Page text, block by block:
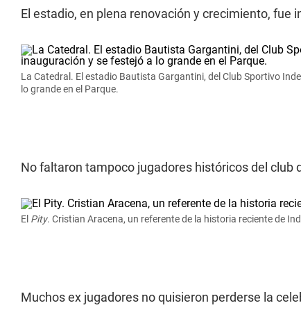
El estadio, en plena renovación y crecimiento, fue
La Catedral. El estadio Bautista Gargantini, del Club Sportivo
lo grande en el Parque.
No faltaron tampoco jugadores históricos del club
El Pity. Cristian Aracena, un referente de la historia reciente de
Muchos ex jugadores no quisieron perderse la